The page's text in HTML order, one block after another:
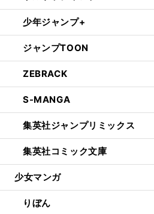
少年ジャンプ+
ジャンプTOON
ZEBRACK
S-MANGA
集英社ジャンプリミックス
集英社コミック文庫
少女マンガ
りぼん